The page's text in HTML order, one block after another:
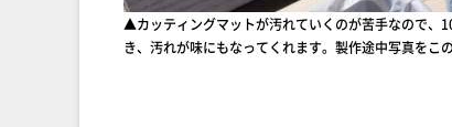
▲カッティングマットが汚れていくのが苦手なので、
き、汚れが味にもなってくれます。製作途中写真を